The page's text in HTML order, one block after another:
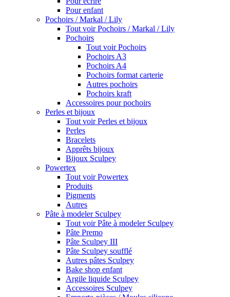
Pour enfant
Pochoirs / Markal / Lily
Tout voir Pochoirs / Markal / Lily
Pochoirs
Tout voir Pochoirs
Pochoirs A3
Pochoirs A4
Pochoirs format carterie
Autres pochoirs
Pochoirs kraft
Accessoires pour pochoirs
Perles et bijoux
Tout voir Perles et bijoux
Perles
Bracelets
Apprêts bijoux
Bijoux Sculpey
Powertex
Tout voir Powertex
Produits
Pigments
Autres
Pâte à modeler Sculpey
Tout voir Pâte à modeler Sculpey
Pâte Premo
Pâte Sculpey III
Pâte Sculpey soufflé
Autres pâtes Sculpey
Bake shop enfant
Argile liquide Sculpey
Accessoires Sculpey